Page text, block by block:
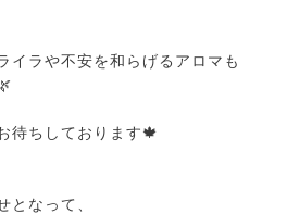
イラや不安を和らげるアロマも
待ちしております🍁
となって、